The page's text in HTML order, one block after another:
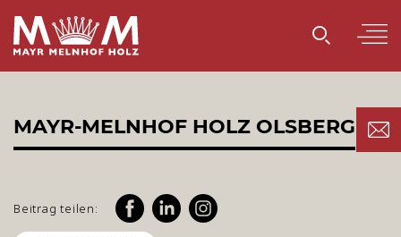
MAYR-MELNHOF HOLZ OLSBERG
Beitrag teilen: